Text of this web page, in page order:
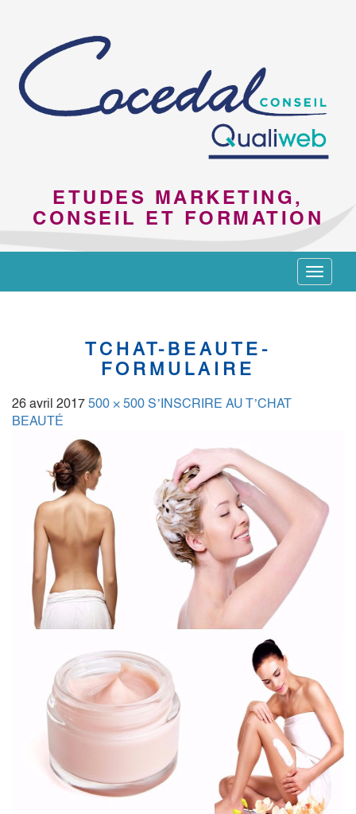
ETUDES MARKETING,
CONSEIL ET FORMATION
Toggle
TCHAT-BEAUTE-
FORMULAIRE
26 avril 2017 500 × 500 S’INSCRIRE AU T’CHAT
BEAUTÉ